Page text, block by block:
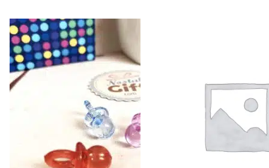
était :
19,90€.
est :
17,90€.